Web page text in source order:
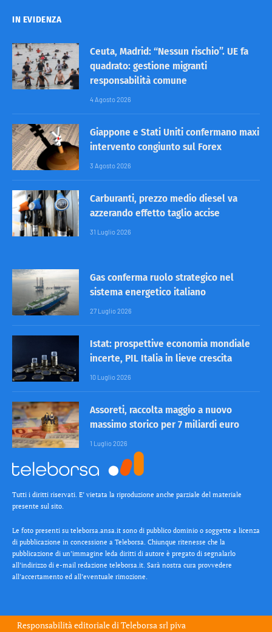
IN EVIDENZA
Ceuta, Madrid: “Nessun rischio”. UE fa
quadrato: gestione migranti
responsabilità comune
4 Agosto 2026
Giappone e Stati Uniti confermano maxi
intervento congiunto sul Forex
3 Agosto 2026
Carburanti, prezzo medio diesel va
azzerando effetto taglio accise
31 Luglio 2026
Gas conferma ruolo strategico nel
sistema energetico italiano
27 Luglio 2026
Istat: prospettive economia mondiale
incerte, PIL Italia in lieve crescita
10 Luglio 2026
Assoreti, raccolta maggio a nuovo
massimo storico per 7 miliardi euro
1 Luglio 2026
Tutti i diritti riservati. E’ vietata la riproduzione anche parziale del materiale
presente sul sito.
Le foto presenti su teleborsa.ansa.it sono di pubblico dominio o soggette a licenza
di pubblicazione in concessione a Teleborsa. Chiunque ritenesse che la
pubblicazione di un’immagine leda diritti di autore è pregato di segnalarlo
all’indirizzo di e-mail redazione teleborsa.it. Sarà nostra cura provvedere
all’accertamento ed all’eventuale rimozione.
Responsabilità editoriale diTeleborsa srlpiva